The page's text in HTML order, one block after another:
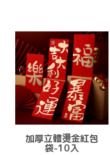
加厚立體燙金紅包
袋-10入